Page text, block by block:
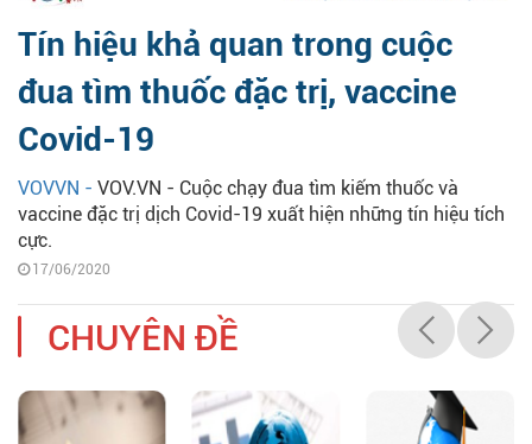
Tín hiệu khả quan trong cuộc
đua tìm thuốc đặc trị, vaccine
Covid-19
VOVVN - VOV.VN - Cuộc chạy đua tìm kiếm thuốc và
vaccine đặc trị dịch Covid-19 xuất hiện những tín hiệu tích
cực.
17/06/2020
CHUYÊN ĐỀ